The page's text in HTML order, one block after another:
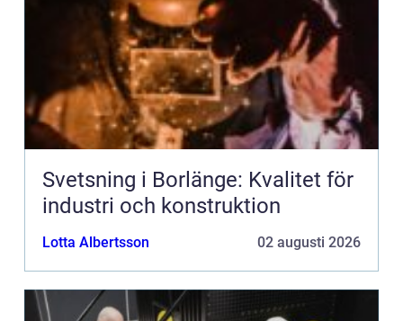
Svetsning i Borlänge: Kvalitet för
industri och konstruktion
Lotta Albertsson 02 augusti 2026